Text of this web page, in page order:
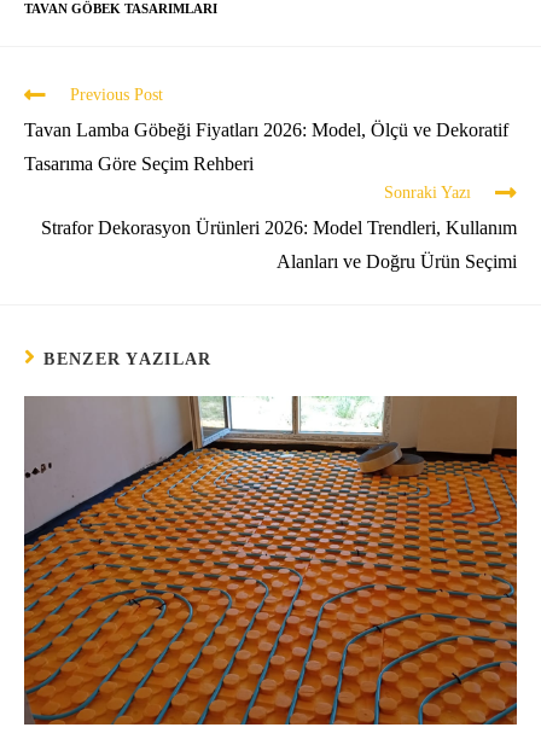
TAVAN GÖBEK TASARIMLARI
Previous Post
Tavan Lamba Göbeği Fiyatları 2026: Model, Ölçü ve Dekoratif
Tasarıma Göre Seçim Rehberi
Sonraki Yazı
Strafor Dekorasyon Ürünleri 2026: Model Trendleri, Kullanım
Alanları ve Doğru Ürün Seçimi
BENZER YAZILAR